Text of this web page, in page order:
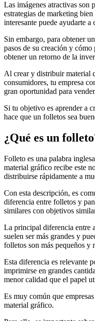
Las imágenes atractivas son
estrategias de marketing
interesante puede ayudarte
Sin embargo, para obtener
pasos de su creación y
obtener un retorno de la
Al crear y distribuir material
consumidores, tu empresa
gran oportunidad para
Si tu objetivo es aprender a
hace que un folletos sea
¿Qué es un
Folleto es una palabra
material gráfico recibe este
distribuirse rápidamente a
Con esta descripción, es
diferencia entre folletos y
similares con objetivos
La principal diferencia entre
suelen ser más grandes y
folletos son más pequeños y
Esta diferencia es relevante
imprimirse en grandes
menor calidad que el papel
Es muy común que
material gráfico.